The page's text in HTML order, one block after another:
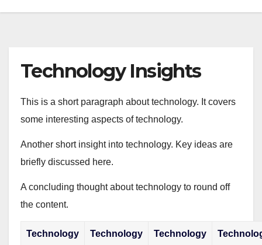
Technology Insights
This is a short paragraph about technology. It covers
some interesting aspects of technology.
Another short insight into technology. Key ideas are
briefly discussed here.
A concluding thought about technology to round off
the content.
Technology
Technology
Technology